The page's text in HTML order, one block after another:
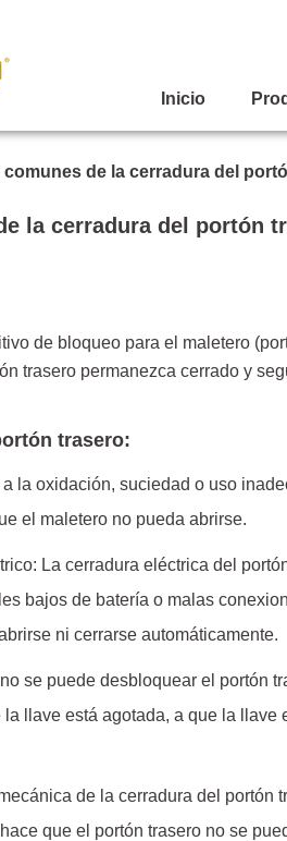
Inicio
de la cerradura del
la cerradura del portón
de bloqueo para el maletero
trasero permanezca cerrado y
trasero:
la oxidación, suciedad o uso
el maletero no pueda abrirse.
La cerradura eléctrica del
bajos de batería o malas
ni cerrarse automáticamente.
se puede desbloquear el portón
llave está agotada, a que la llave
de la cerradura del portón
que el portón trasero no se